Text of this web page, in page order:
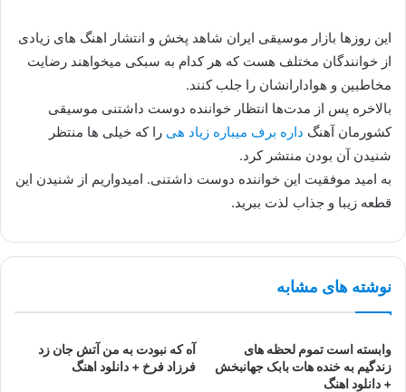
این روزها بازار موسیقی ایران شاهد پخش و انتشار اهنگ های زیادی
از خوانندگان مختلف هست که هر کدام به سبکی میخواهند رضایت
مخاطبین و هوادارانشان را جلب کنند.
بالاخره پس از مدت‌ها انتظار خواننده دوست داشتنی موسیقی
کشورمان آهنگ داره برف میباره زیاد هی را که خیلی ها منتظر
شنیدن آن بودن منتشر کرد.
به امید موفقیت این خواننده دوست داشتنی. امیدواریم از شنیدن این
قطعه زیبا و جذاب لذت ببرید.
نوشته های مشابه
وابسته است تموم لحظه های
زندگیم به خنده هات بابک جهانبخش
+ دانلود اهنگ
آه که نبودت به من آتش جان زد
فرزاد فرخ + دانلود اهنگ